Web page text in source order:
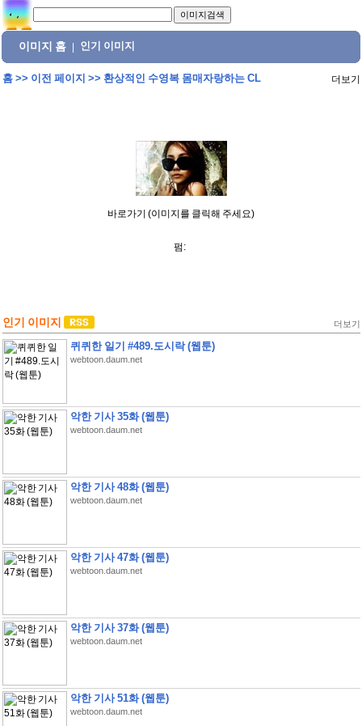
이미지 홈 인기 이미지
홈>> 이전 페이지 >> 환상적인 수영복 몸매자랑하는 CL 더보기
바로가기 (이미지를 클릭해 주세요)
펌:
인기 이미지 더보기
퀴퀴한 일기 #489.도시락 (웹툰)
webtoon.daum.net
악한 기사 35화 (웹툰)
webtoon.daum.net
악한 기사 48화 (웹툰)
webtoon.daum.net
악한 기사 47화 (웹툰)
webtoon.daum.net
악한 기사 37화 (웹툰)
webtoon.daum.net
악한 기사 51화 (웹툰)
webtoon.daum.net